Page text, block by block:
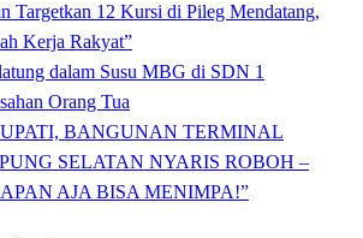
Targetkan 12 Kursi di Pileg Mendatang,
Kerja Rakyat”
dalam Susu MBG di SDN 1
Orang Tua
BANGUNAN TERMINAL
SELATAN NYARIS ROBOH –
AJA BISA MENIMPA!”